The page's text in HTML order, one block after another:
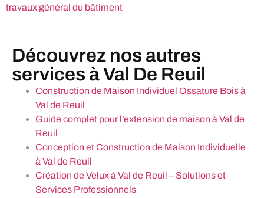
travaux général du bâtiment
Découvrez nos autres
services à Val De Reuil
Construction de Maison Individuel Ossature Bois à
Val de Reuil
Guide complet pour l’extension de maison à Val de
Reuil
Conception et Construction de Maison Individuelle
à Val de Reuil
Création de Velux à Val de Reuil – Solutions et
Services Professionnels